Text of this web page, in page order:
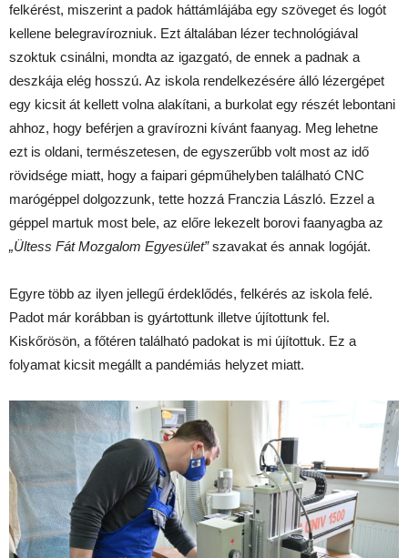
felkérést, miszerint a padok háttámlájába egy szöveget és logót
kellene belegravírozniuk. Ezt általában lézer technológiával
szoktuk csinálni, mondta az igazgató, de ennek a padnak a
deszkája elég hosszú. Az iskola rendelkezésére álló lézergépet
egy kicsit át kellett volna alakítani, a burkolat egy részét lebontani
ahhoz, hogy beférjen a gravírozni kívánt faanyag. Meg lehetne
ezt is oldani, természetesen, de egyszerűbb volt most az idő
rövidsége miatt, hogy a faipari gépműhelyben található CNC
marógéppel dolgozzunk, tette hozzá Franczia László. Ezzel a
géppel martuk most bele, az előre lekezelt borovi faanyagba az
„Ültess Fát Mozgalom Egyesület”szavakat és annak logóját.
Egyre több az ilyen jellegű érdeklődés, felkérés az iskola felé.
Padot már korábban is gyártottunk illetve újítottunk fel.
Kiskőrösön, a főtéren található padokat is mi újítottuk. Ez a
folyamat kicsit megállt a pandémiás helyzet miatt.